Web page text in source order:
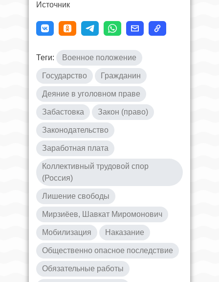
Источник
Теги: Военное положение
Государство Гражданин
Деяние в уголовном праве
Забастовка Закон (право)
Законодательство
Заработная плата
Коллективный трудовой спор
(Россия)
Лишение свободы
Мирзиёев, Шавкат Миромонович
Мобилизация Наказание
Общественно опасное последствие
Обязательные работы